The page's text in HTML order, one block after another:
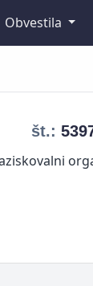
Obvestila
št.: